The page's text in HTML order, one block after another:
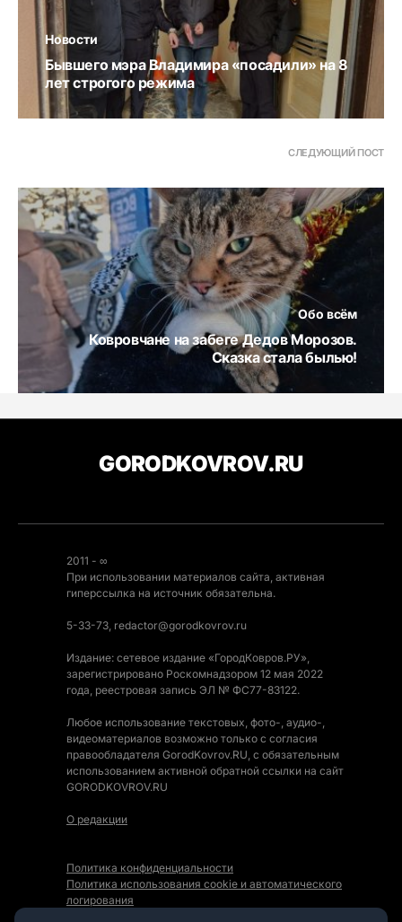
Новости
Бывшего мэра Владимира «посадили» на 8
лет строгого режима
СЛЕДУЮЩИЙ ПОСТ
Обо всём
Ковровчане на забеге Дедов Морозов.
Сказка стала былью!
GORODKOVROV.RU
2011 - ∞
При использовании материалов сайта, активная
гиперссылка на источник обязательна.
5-33-73, redactor@gorodkovrov.ru
Издание: сетевое издание «ГородКовров.РУ»,
зарегистрировано Роскомнадзором 12 мая 2022
года, реестровая запись ЭЛ № ФС77-83122.
Любое использование текстовых, фото-, аудио-,
видеоматериалов возможно только с согласия
правообладателя GorodKovrov.RU, с обязательным
использованием активной обратной ссылки на сайт
GORODKOVROV.RU
О редакции
Политика конфиденциальности
Политика использования cookie и автоматического
логирования